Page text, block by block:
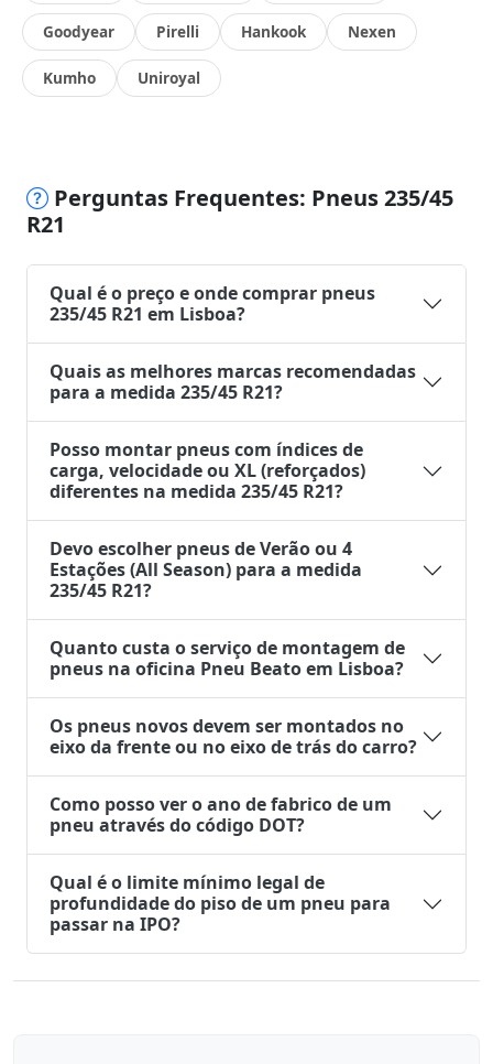
Goodyear Pirelli Hankook Nexen
Kumho Uniroyal
Perguntas Frequentes: Pneus 235/45
R21
Qual é o preço e onde comprar pneus
235/45 R21 em Lisboa?
Quais as melhores marcas recomendadas
para a medida 235/45 R21?
Posso montar pneus com índices de
carga, velocidade ou XL (reforçados)
diferentes na medida 235/45 R21?
Devo escolher pneus de Verão ou 4
Estações (All Season) para a medida
235/45 R21?
Quanto custa o serviço de montagem de
pneus na oficina Pneu Beato em Lisboa?
Os pneus novos devem ser montados no
eixo da frente ou no eixo de trás do carro?
Como posso ver o ano de fabrico de um
pneu através do código DOT?
Qual é o limite mínimo legal de
profundidade do piso de um pneu para
passar na IPO?